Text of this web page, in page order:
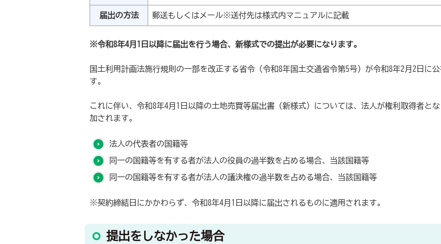
届出の方法 郵送もしくはメール※送付先は様式内マニュアルに記載
※令和8年4月1日以降に届出を行う場合、新様式での提出が必要になります。
国土利用計画法施行規則の一部を改正する省令（令和8年国土交通省令第5号）が令和8年2月2日に
す。
これに伴い、令和8年4月1日以降の土地売買等届出書（新様式）については、法人が権利取得者と
加されます。
法人の代表者の国籍等
同一の国籍等を有する者が法人の役員の過半数を占める場合、当該国籍等
同一の国籍等を有する者が法人の議決権の過半数を占める場合、当該国籍等
※契約締結日にかかわらず、令和8年4月1日以降に届出されるものに適用されます。
提出をしなかった場合